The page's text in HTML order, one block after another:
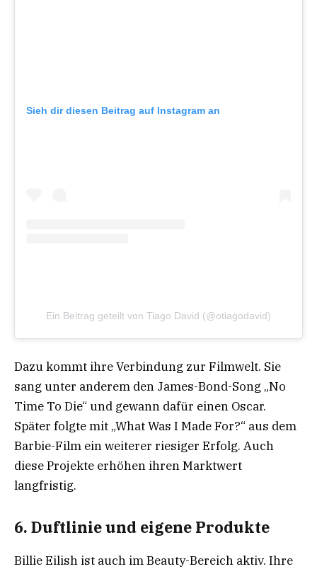
Sieh dir diesen Beitrag auf Instagram an
Ein Beitrag geteilt von Tiago David (@otiagodavid)
Dazu kommt ihre Verbindung zur Filmwelt. Sie
sang unter anderem den James-Bond-Song „No
Time To Die“ und gewann dafür einen Oscar.
Später folgte mit „What Was I Made For?“ aus dem
Barbie-Film ein weiterer riesiger Erfolg. Auch
diese Projekte erhöhen ihren Marktwert
langfristig.
6. Duftlinie und eigene Produkte
Billie Eilish ist auch im Beauty-Bereich aktiv. Ihre